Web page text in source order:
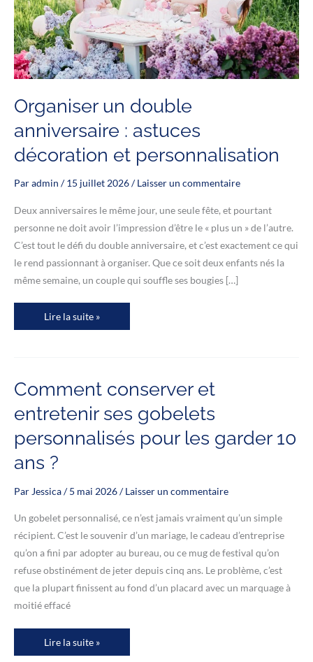
Organiser un double
anniversaire : astuces
décoration et personnalisation
Paradmin /15 juillet 2026/Laisser un commentaire
Deux anniversaires le même jour, une seule fête, et pourtant
personne ne doit avoir l’impression d’être le « plus un » de l’autre.
C’est tout le défi du double anniversaire, et c’est exactement ce qui
le rend passionnant à organiser. Que ce soit deux enfants nés la
même semaine, un couple qui souffle ses bougies […]
Organiser
double
personnalisation
Lire la suite »
Comment conserver et
entretenir ses gobelets
personnalisés pour les garder 10
ans ?
Par Jessica/5 mai 2026/Laisser un commentaire
Un gobelet personnalisé, ce n’est jamais vraiment qu’un simple
récipient. C’est le souvenir d’un mariage, le cadeau d’entreprise
qu’on a fini par adopter au bureau, ou ce mug de festival qu’on
refuse obstinément de jeter depuis cinq ans. Le problème, c’est
que la plupart finissent au fond d’un placard avec un marquage à
moitié effacé
Comment
et
Lire la suite »